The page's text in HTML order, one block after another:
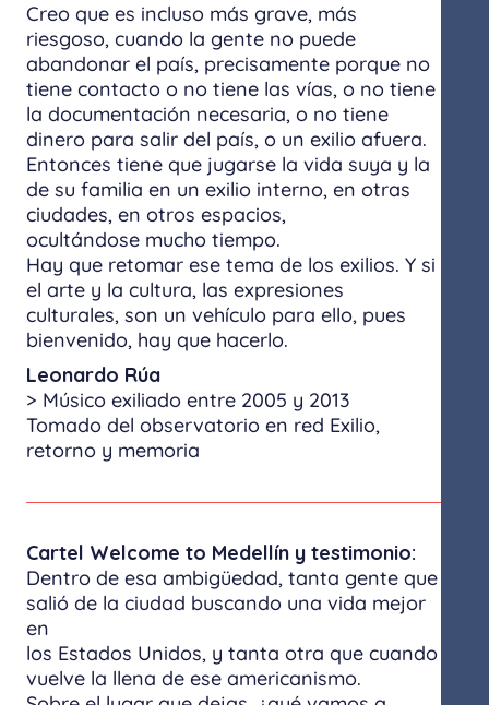
Creo que es incluso más grave, más
riesgoso, cuando la gente no puede
abandonar el país, precisamente porque no
tiene contacto o no tiene las vías, o no tiene
la documentación necesaria, o no tiene
dinero para salir del país, o un exilio afuera.
Entonces tiene que jugarse la vida suya y la
de su familia en un exilio interno, en otras
ciudades, en otros espacios,
ocultándose mucho tiempo.
Hay que retomar ese tema de los exilios. Y si
el arte y la cultura, las expresiones
culturales, son un vehículo para ello, pues
bienvenido, hay que hacerlo.
Leonardo Rúa
> Músico exiliado entre 2005 y 2013
Tomado del observatorio en red Exilio,
retorno y memoria
Cartel Welcome to Medellín y testimonio:
Dentro de esa ambigüedad, tanta gente que
salió de la ciudad buscando una vida mejor
en
los Estados Unidos, y tanta otra que cuando
vuelve la llena de ese americanismo.